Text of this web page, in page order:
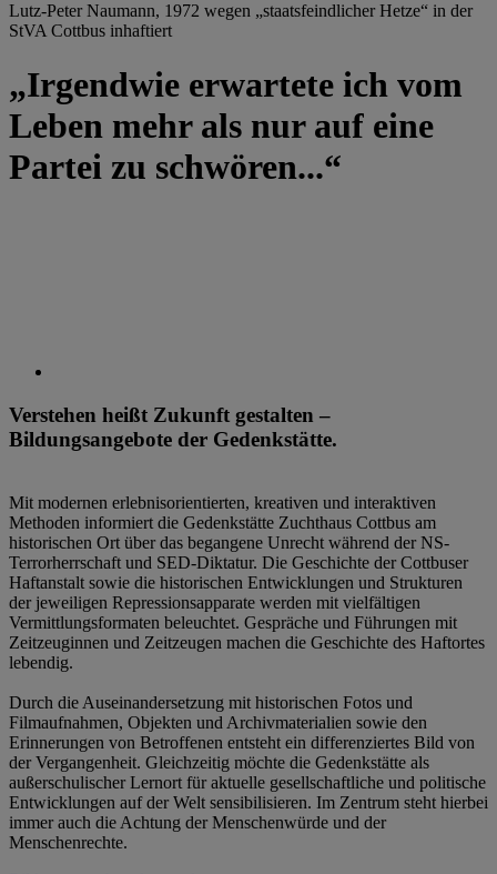
Lutz-Peter Naumann, 1972 wegen „staatsfeindlicher Hetze“ in der
StVA Cottbus inhaftiert
„Irgendwie erwartete ich vom
Leben mehr als nur auf eine
Partei zu schwören...“
Verstehen heißt Zukunft gestalten –
Bildungsangebote der Gedenkstätte.
Mit modernen erlebnisorientierten, kreativen und interaktiven
Methoden informiert die Gedenkstätte Zuchthaus Cottbus am
historischen Ort über das begangene Unrecht während der NS-
Terrorherrschaft und SED-Diktatur. Die Geschichte der Cottbuser
Haftanstalt sowie die historischen Entwicklungen und Strukturen
der jeweiligen Repressionsapparate werden mit vielfältigen
Vermittlungsformaten beleuchtet. Gespräche und Führungen mit
Zeitzeuginnen und Zeitzeugen machen die Geschichte des Haftortes
lebendig.
Durch die Auseinandersetzung mit historischen Fotos und
Filmaufnahmen, Objekten und Archivmaterialien sowie den
Erinnerungen von Betroffenen entsteht ein differenziertes Bild von
der Vergangenheit. Gleichzeitig möchte die Gedenkstätte als
außerschulischer Lernort für aktuelle gesellschaftliche und politische
Entwicklungen auf der Welt sensibilisieren. Im Zentrum steht hierbei
immer auch die Achtung der Menschenwürde und der
Menschenrechte.